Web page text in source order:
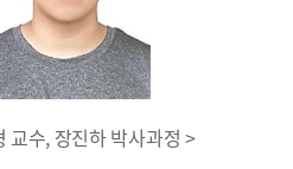
교수, 장진하 박사과정 >